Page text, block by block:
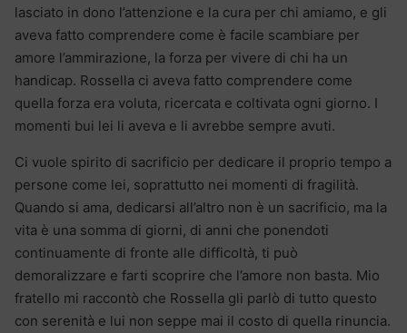
lasciato in dono l’attenzione e la cura per chi amiamo, e gli
aveva fatto comprendere come è facile scambiare per
amore l’ammirazione, la forza per vivere di chi ha un
handicap. Rossella ci aveva fatto comprendere come
quella forza era voluta, ricercata e coltivata ogni giorno. I
momenti bui lei li aveva e li avrebbe sempre avuti.
Ci vuole spirito di sacrificio per dedicare il proprio tempo a
persone come lei, soprattutto nei momenti di fragilità.
Quando si ama, dedicarsi all’altro non è un sacrificio, ma la
vita è una somma di giorni, di anni che ponendoti
continuamente di fronte alle difficoltà, ti può
demoralizzare e farti scoprire che l’amore non basta. Mio
fratello mi raccontò che Rossella gli parlò di tutto questo
con serenità e lui non seppe mai il costo di quella rinuncia.